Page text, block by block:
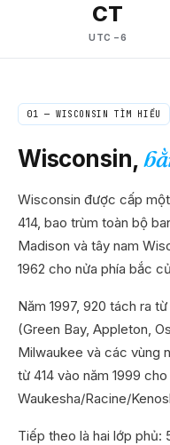
CT
UTC −6
01 — WISCONSIN TÌM HIỂU
Wisconsin,
Wisconsin được cấp
414, bao trùm toàn bộ
Madison và tây nam
1962 cho nửa phía bắc
Năm 1997, 920 tách ra
(Green Bay, Appleton,
Milwaukee và các vùng
từ 414 vào năm 1999
Waukesha/Racine/
Tiếp theo là hai lớp phủ: